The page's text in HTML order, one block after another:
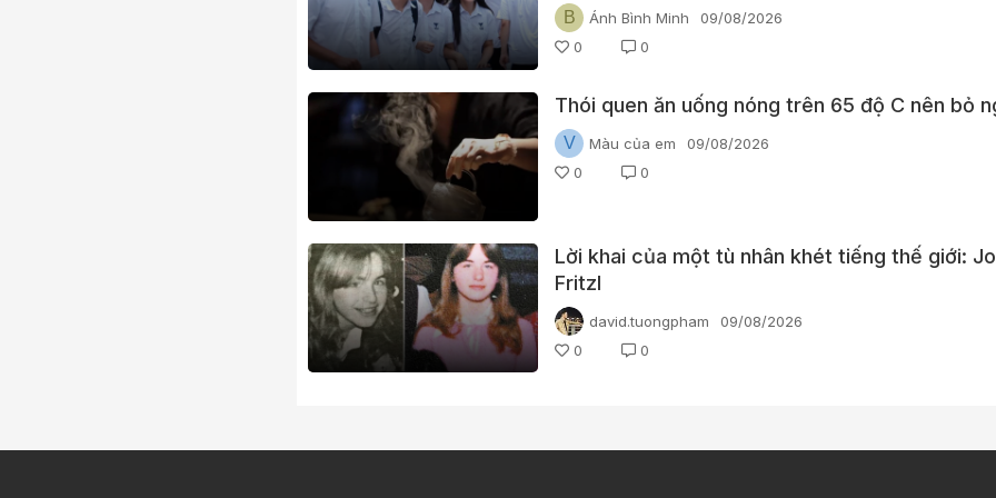
điểm
B Ánh Bình Minh
09/08/2026
0
0
Thói quen ăn uống nóng trên 65 độ C nên bỏ
V Màu của em
09/08/2026
0
0
Lời khai của một tù nhân khét tiếng thế giới:
Fritzl
david.tuongpham
09/08/2026
0
0